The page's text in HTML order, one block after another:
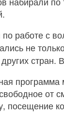
работе с
не
от
посещение